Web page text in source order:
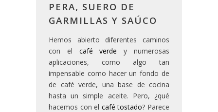
PERA, SUERO DE
GARMILLAS Y SAÚCO
Hemos abierto diferentes caminos
con el café verdey numerosas
aplicaciones, como algo tan
impensable como hacer un fondo de
de café verde, una base de cocina
hasta un simple aceite. Pero, ¿qué
hacemos con el café tostado? Parece